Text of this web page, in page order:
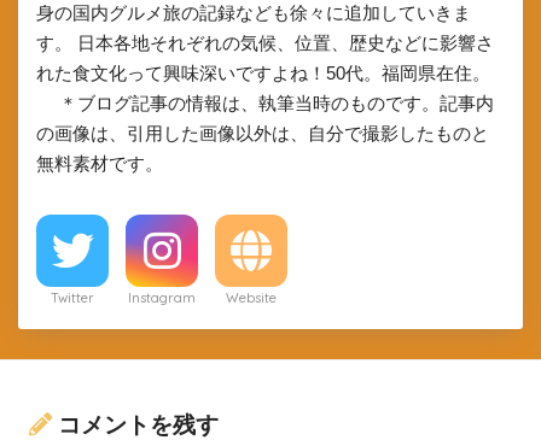
身の国内グルメ旅の記録なども徐々に追加していきま
す。 日本各地それぞれの気候、位置、歴史などに影響さ
れた食文化って興味深いですよね！50代。福岡県在住。
＊ブログ記事の情報は、執筆当時のものです。記事内
の画像は、引用した画像以外は、自分で撮影したものと
無料素材です。
Twitter Instagram Website
コメントを残す